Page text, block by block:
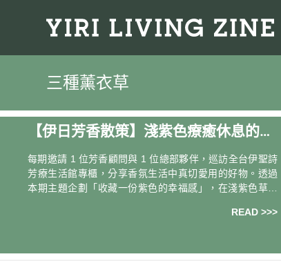
三種薰衣草
【伊日芳香散策】淺紫色療癒休息的
家．旅場景
每期邀請 1 位芳香顧問與 1 位總部夥伴，巡訪全台伊聖詩
芳療⽣活館專櫃，分享⾹氛生活中真切愛用的好物。透過
本期主題企劃「收藏一份紫色的幸福感」，在淺紫色草本
READ >>>